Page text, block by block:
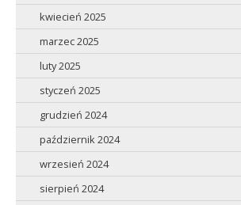
kwiecień 2025
marzec 2025
luty 2025
styczeń 2025
grudzień 2024
październik 2024
wrzesień 2024
sierpień 2024